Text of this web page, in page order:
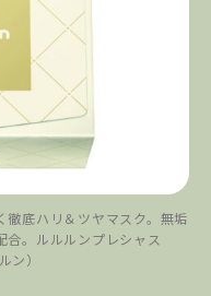
徹底ハリ＆ツヤマスク。無垢
合。ルルルンプレシャス
ン）